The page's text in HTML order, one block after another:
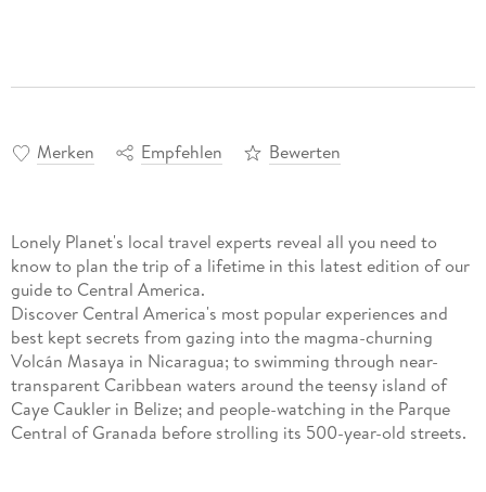
Merken Empfehlen Bewerten
Lonely Planet's local travel experts reveal all you need to
know to plan the trip of a lifetime in this latest edition of our
guide to Central America.
Discover Central America's most popular experiences and
best kept secrets from gazing into the magma-churning
Volcán Masaya in Nicaragua; to swimming through near-
transparent Caribbean waters around the teensy island of
Caye Caukler in Belize; and people-watching in the Parque
Central of Granada before strolling its 500-year-old streets.